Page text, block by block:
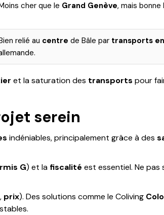
cher que le Grand Genève, mais bonne
relié au centre de Bâle par transports
et la saturation des transports pour
serein
indéniables, principalement grâce à des
G) et la fiscalité est essentiel. Ne
, prix). Des solutions comme le Coliving
stables.